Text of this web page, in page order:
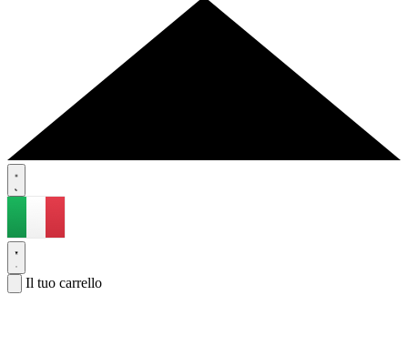
Il tuo carrello